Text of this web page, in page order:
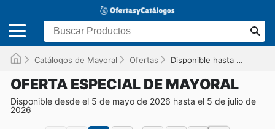
Catálogos de Mayoral Ofertas Disponible hasta el 05/07/2026
OFERTA ESPECIAL DE MAYORAL
Disponible desde el 5 de mayo de 2026 hasta el 5 de julio de
2026